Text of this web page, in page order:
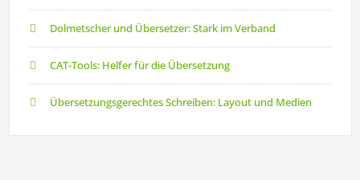
Dolmetscher und Übersetzer: Stark im Verband
CAT-Tools: Helfer für die Übersetzung
Übersetzungsgerechtes Schreiben: Layout und Medien